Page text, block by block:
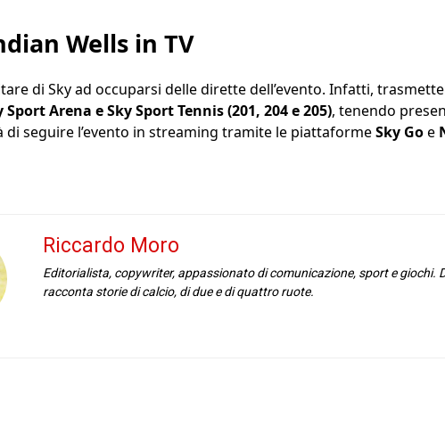
Wells in TV
di Sky ad occuparsi delle dirette dell’evento. Infatti,
Arena e Sky Sport Tennis (201, 204 e 205), tenendo
di seguire l’evento in streaming tramite le piattaformeSky Goe
Riccardo Moro
Editorialista, copywriter, appassionato di comunicazione, sport e giochi.
racconta storie di calcio, di due e di quattro ruote.